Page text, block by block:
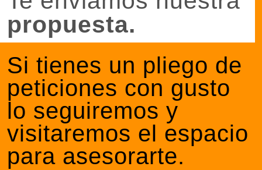
propuesta.
Si tienes un pliego de
peticiones con gusto
lo seguiremos y
visitaremos el espacio
para asesorarte.